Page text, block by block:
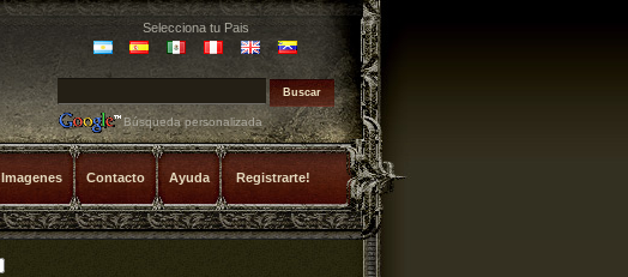
Selecciona tu Pais
Búsqueda personalizada
Imagenes Contacto Ayuda Registrarte!